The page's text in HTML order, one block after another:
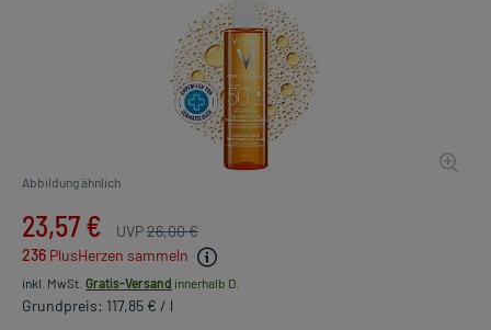
Abbildung ähnlich
23,57 € UVP26,00 €
236 PlusHerzen sammeln
inkl. MwSt. Gratis-Versand innerhalb D.
Grundpreis: 117,85 € / l